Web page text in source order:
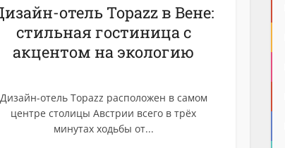
отель Topazz в Вене:
стильная гостиница с
акцентом на экологию
Дизайн-отель Topazz расположен в самом
центре столицы Австрии всего в трёх
минутах ходьбы от...